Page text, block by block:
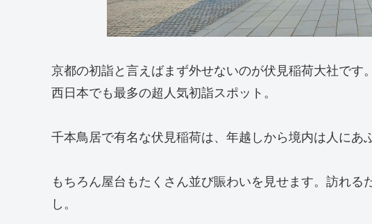
京都の初詣と言えばまず外せないのが伏見稲荷大社です
西日本でも最多の超人気初詣スポット。
千本鳥居で有名な伏見稲荷は、年越しから境内は人にあ
もちろん屋台もたくさん並び賑わいを見せます。訪れる
し。